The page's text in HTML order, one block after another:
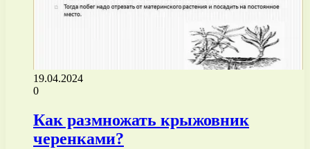
19.04.2024
0
Как размножать крыжовник
черенками?